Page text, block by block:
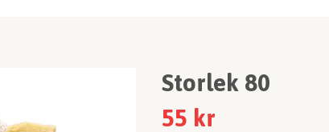
Storlek 80
55 kr